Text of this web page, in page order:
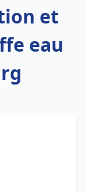
et
eau